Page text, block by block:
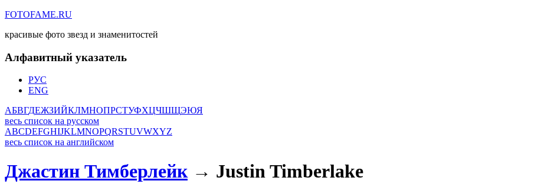
FOTOFAME.RU
красивые фото звезд и знаменитостей
Алфавитный указатель
РУС
ENG
АБВГДЕЖЗИЙКЛМНОПРСТУФХЦЧШЩЭЮЯ
весь список на русском
ABCDEFGHIJKLMNOPQRSTUVWXYZ
весь список на английском
Джастин Тимберлейк → Justin Timberlake